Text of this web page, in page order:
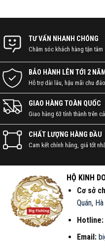
TƯ VẤN NHANH CHÓNG
Chăm sóc khách hàng tận tâm
BẢO HÀNH LÊN TỚI 2 NĂM
Hỗ trợ dài lâu, hậu mãi chu đáo
GIAO HÀNG TOÀN QUỐC
Giao hàng 63 tỉnh thành trên
CHẤT LƯỢNG HÀNG ĐẦU
Cam kết chính hãng, giá tốt
HỘ KINH
Cơ sở
Quán,
Hotline:
Email: